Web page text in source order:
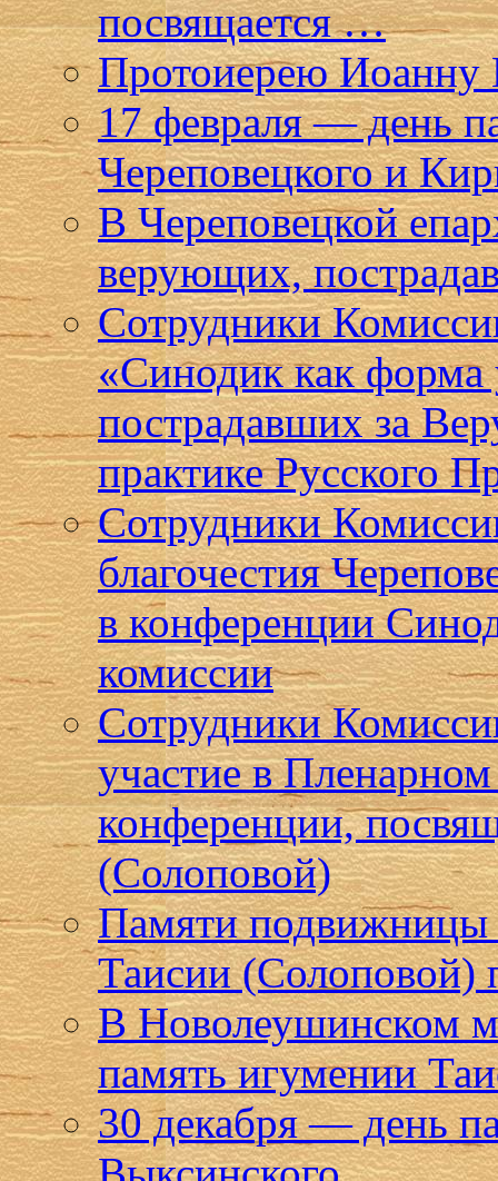
посвящается …
Протоиерею Иоанну
17 февраля — день
Череповецкого и
В Череповецкой
верующих,
Сотрудники
«Синодик как форма
пострадавших за
практике Русского
Сотрудники
благочестия
в конференции
комиссии
Сотрудники
участие в
конференции,
(Солоповой)
Памяти подвижницы
Таисии (Солоповой)
В Новолеушинском
память игумении
30 декабря — день